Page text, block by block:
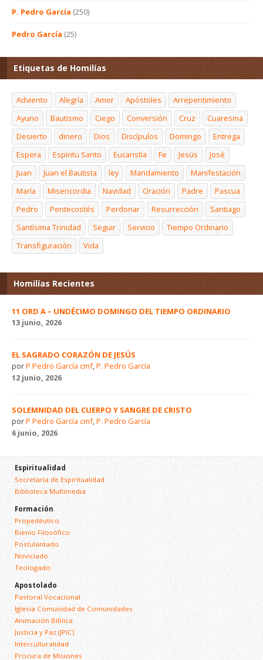
P. Pedro García (250)
Pedro García (25)
Etiquetas de Homilías
Adviento Alegría Amor Apóstoles
Arrepentimiento
Ayuno
Bautismo Ciego Conversión Cruz
Cuaresma
Desierto
dinero Dios Discípulos Domingo
Entrega
Espera
Espíritu Santo Eucaristía Fe Jesús
José
Juan
Juan el Bautista ley Mandamiento
Manifestación
María
Misericordia Navidad Oración Padre
Pascua
Pedro
Pentecostés Perdonar Resurrección
Santiago
Santísima Trinidad
Seguir Servicio
Tiempo Ordinario
Transfiguración
Vida
Homilías Recientes
11 ORD A – UNDÉCIMO DOMINGO DEL TIEMPO ORDINARIO
13 junio, 2026
EL SAGRADO CORAZÓN DE JESÚS
porP Pedro García cmf,P. Pedro García
12 junio, 2026
SOLEMNIDAD DEL CUERPO Y SANGRE DE CRISTO
porP Pedro García cmf,P. Pedro García
6 junio, 2026
Espiritualidad
Secretaría de Espiritualidad
Biblioteca Multimedia
Formación
Propedéutico
Bienio Filosófico
Postulantado
Noviciado
Teologado
Apostolado
Pastoral Vocacional
Iglesia Comunidad de Comunidades
Animación Bíblica
Justicia y Paz (JPIC)
Interculturalidad
Procura de Misiones